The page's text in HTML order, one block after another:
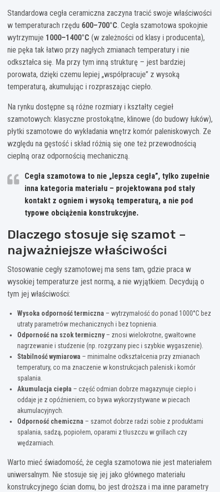
Standardowa cegła ceramiczna zaczyna tracić swoje właściwości
w temperaturach rzędu 600–700°C. Cegła szamotowa spokojnie
wytrzymuje 1000–1400°C (w zależności od klasy i producenta),
nie pęka tak łatwo przy nagłych zmianach temperatury i nie
odkształca się. Ma przy tym inną strukturę – jest bardziej
porowata, dzięki czemu lepiej „współpracuje” z wysoką
temperaturą, akumulując i rozpraszając ciepło.
Na rynku dostępne są różne rozmiary i kształty cegieł
szamotowych: klasyczne prostokątne, klinowe (do budowy łuków),
płytki szamotowe do wykładania wnętrz komór paleniskowych. Ze
względu na gęstość i skład różnią się one też przewodnością
cieplną oraz odpornością mechaniczną.
Cegła szamotowa to nie „lepsza cegła”, tylko zupełnie
inna kategoria materiału – projektowana pod stały
kontakt z ogniem i wysoką temperaturą, a nie pod
typowe obciążenia konstrukcyjne.
Dlaczego stosuje się szamot –
najważniejsze właściwości
Stosowanie cegły szamotowej ma sens tam, gdzie praca w
wysokiej temperaturze jest normą, a nie wyjątkiem. Decydują o
tym jej właściwości:
Wysoka odporność termiczna – wytrzymałość do ponad 1000°C bez
utraty parametrów mechanicznych i bez topnienia.
Odporność na szok termiczny– znosi wielokrotne, gwałtowne
nagrzewanie i studzenie (np. rozgrzany piec i szybkie wygaszenie).
Stabilność wymiarowa – minimalne odkształcenia przy zmianach
temperatury, co ma znaczenie w konstrukcjach palenisk i komór
spalania.
Akumulacja ciepła – część odmian dobrze magazynuje ciepło i
oddaje je z opóźnieniem, co bywa wykorzystywane w piecach
akumulacyjnych.
Odporność chemiczna – szamot dobrze radzi sobie z produktami
spalania, sadzą, popiołem, oparami z tłuszczu w grillach czy
wędzarniach.
Warto mieć świadomość, że cegła szamotowa nie jest materiałem
uniwersalnym. Nie stosuje się jej jako głównego materiału
konstrukcyjnego ścian domu, bo jest droższa i ma inne parametry